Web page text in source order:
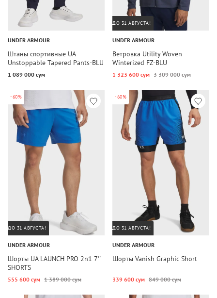
UNDER ARMOUR
Штаны спортивные UA
Unstoppable Tapered Pants-BLU
1 089 000 сум
ДО 31 АВГУСТА!
UNDER ARMOUR
Ветровка Utility Woven
Winterized FZ-BLU
1 323 600 сум 3 309 000 сум
-60%
ДО 31 АВГУСТА!
UNDER ARMOUR
Шорты UA LAUNCH PRO 2n1 7''
SHORTS
555 600 сум 1 389 000 сум
-60%
ДО 31 АВГУСТА!
UNDER ARMOUR
Шорты Vanish Graphic Short
339 600 сум 849 000 сум